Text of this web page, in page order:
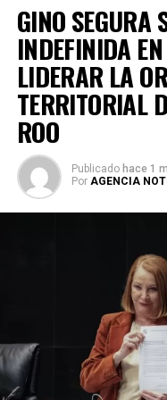
GINO SEGURA
INDEFINIDA
LIDERAR LA
TERRITORIAL
ROO
Publicado hace 1
Por AGENCIA